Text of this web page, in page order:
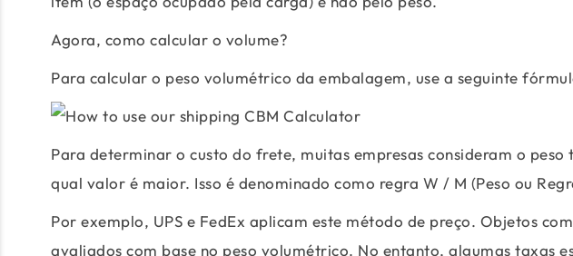
Agora, como calcular o volume?
Para calcular o peso volumétrico da embalagem, use a seguinte
Para determinar o custo do frete, muitas empresas consideram o
qual valor é maior. Isso é denominado como regra W / M (Peso ou
Por exemplo, UPS e FedEx aplicam este método de preço. Objetos
avaliados com base no peso volumétrico. No entanto, algumas taxas